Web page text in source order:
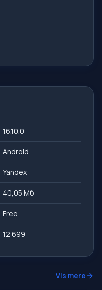
16.10.0
Android
Yandex
40,05 Мб
Free
12 699
Vis mere